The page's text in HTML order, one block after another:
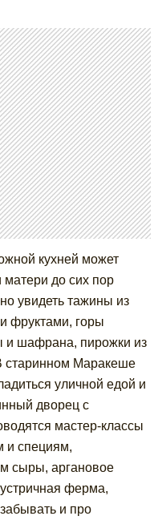
кухней может
матери до сих пор
увидеть тажины из
фруктами, горы
и шафрана, пирожки из
старинном Маракеше
уличной едой и
дворец с
мастер-классы
и специям,
сыры, аргановое
ферма,
и про